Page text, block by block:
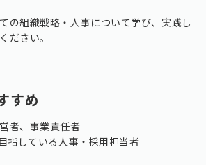
の組織戦略・人事について学び、実践し
ださい。
すめ
者、事業責任者
指している人事・採用担当者